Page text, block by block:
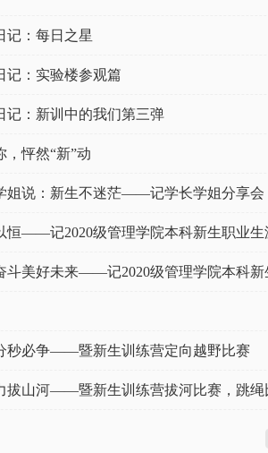
记：每日之星
记：实验楼参观篇
记：新训中的我们第三弹
，怦然“新”动
姐说：新生不迷茫——记学长学姐分享会
恒——记2020级管理学院本科新生职业生
斗美好未来——记2020级管理学院本科
秒必争——暨新生训练营定向越野比赛
拔山河——暨新生训练营拔河比赛，跳绳